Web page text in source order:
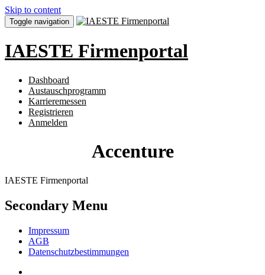
Skip to content
Toggle navigation
IAESTE Firmenportal
Dashboard
Austauschprogramm
Karrieremessen
Registrieren
Anmelden
Accenture
IAESTE Firmenportal
Secondary Menu
Impressum
AGB
Datenschutzbestimmungen